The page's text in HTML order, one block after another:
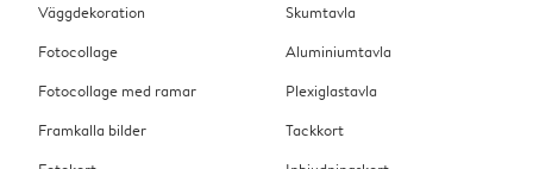
Väggdekoration
Fotocollage
Fotocollage med ramar
Framkalla bilder
Skumtavla
Aluminiumtavla
Plexiglastavla
Tackkort